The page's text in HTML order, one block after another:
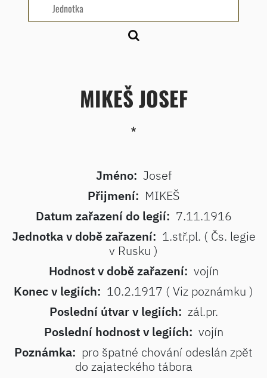
MIKEŠ JOSEF
*
Jméno: Josef
Přijmení: MIKEŠ
Datum zařazení do legií: 7.11.1916
Jednotka v době zařazení: 1.stř.pl. ( Čs. legie
v Rusku )
Hodnost v době zařazení: vojín
Konec v legiích: 10.2.1917 ( Viz poznámku )
Poslední útvar v legiích: zál.pr.
Poslední hodnost v legiích: vojín
Poznámka: pro špatné chování odeslán zpět
do zajateckého tábora